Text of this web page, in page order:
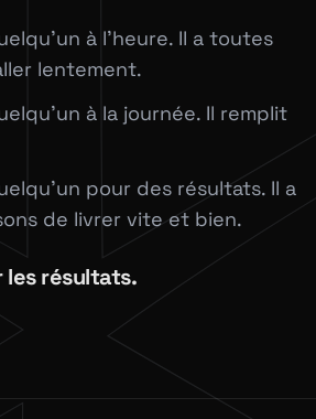
à l'heure. Il a toutes
lentement.
à la journée. Il remplit
pour des résultats. Il a
de livrer vite et bien.
les résultats.